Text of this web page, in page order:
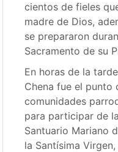
cientos de fieles
madre de Dios,
se prepararon
Sacramento de su
En horas de la
Chena fue el punto
comunidades
para participar de
Santuario Mariano
la Santísima